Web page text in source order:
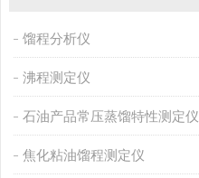
馏程分析仪
沸程测定仪
石油产品常压蒸馏特性测定仪
焦化粘油馏程测定仪